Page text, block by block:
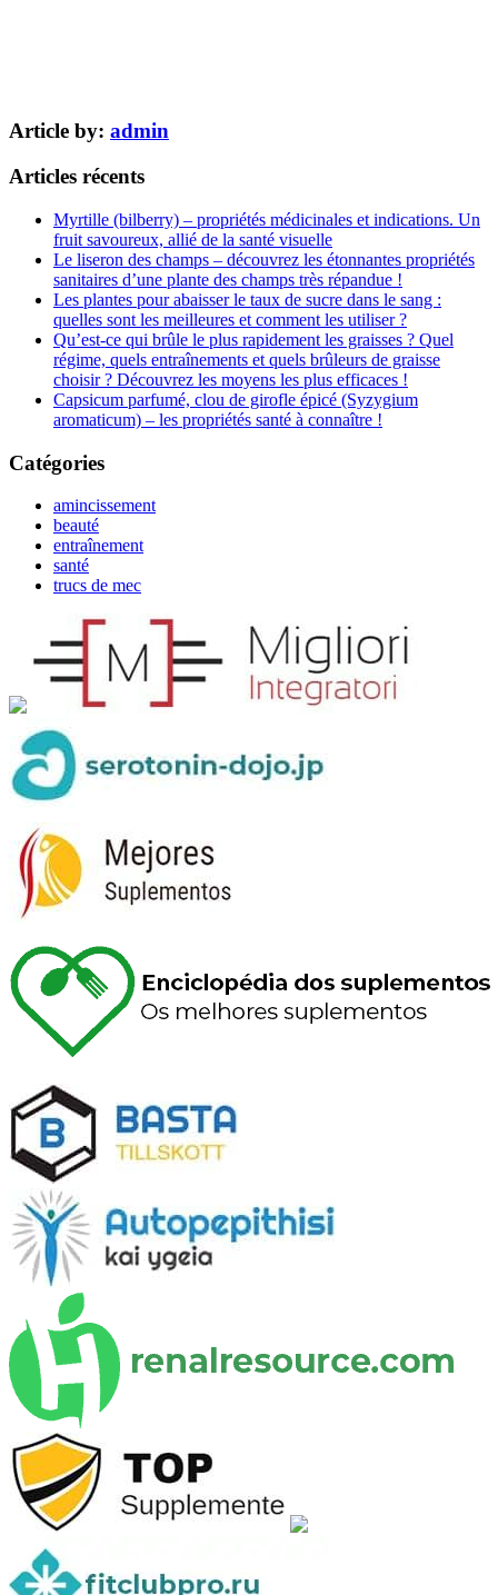
Article by: admin
Articles récents
Myrtille (bilberry) – propriétés médicinales et indications. Un
fruit savoureux, allié de la santé visuelle
Le liseron des champs – découvrez les étonnantes propriétés
sanitaires d’une plante des champs très répandue !
Les plantes pour abaisser le taux de sucre dans le sang :
quelles sont les meilleures et comment les utiliser ?
Qu’est-ce qui brûle le plus rapidement les graisses ? Quel
régime, quels entraînements et quels brûleurs de graisse
choisir ? Découvrez les moyens les plus efficaces !
Capsicum parfumé, clou de girofle épicé (Syzygium
aromaticum) – les propriétés santé à connaître !
Catégories
amincissement
beauté
entraînement
santé
trucs de mec